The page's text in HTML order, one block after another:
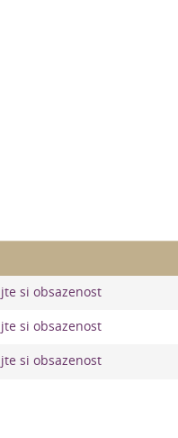
si obsazenost
si obsazenost
si obsazenost